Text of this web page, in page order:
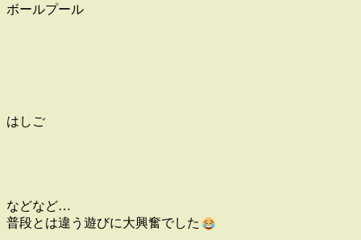
ボールプール
はしご
などなど…
普段とは違う遊びに大興奮でした